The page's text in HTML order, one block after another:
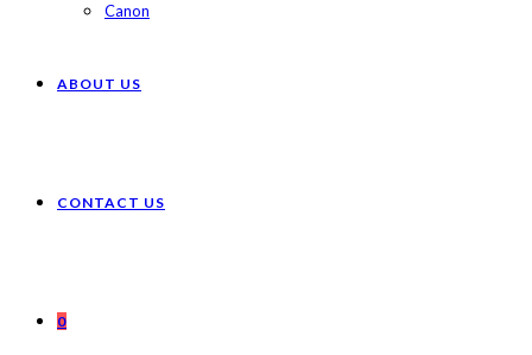
Canon
ABOUT US
CONTACT US
0